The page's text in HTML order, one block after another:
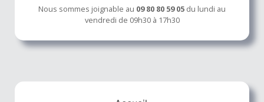
Nous sommes joignable au 09 80 80 59 05 du lundi au
vendredi de 09h30 à 17h30